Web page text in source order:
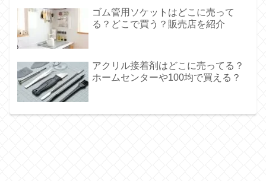
ゴム管用ソケットはどこに売って
る？どこで買う？販売店を紹介
アクリル接着剤はどこに売ってる？
ホームセンターや100均で買える？